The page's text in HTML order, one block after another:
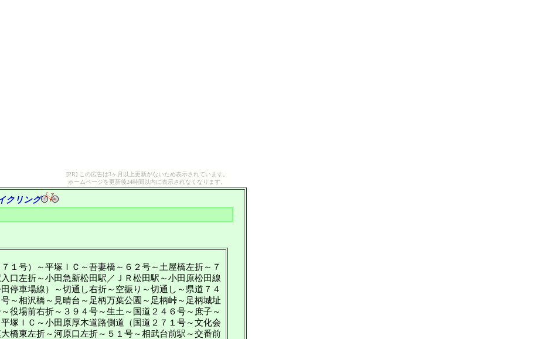
[PR] この広告は3ヶ月以上更新がないため表示されています。
ホームページを更新後24時間以内に表示されなくなります。
クリング
１号）～平塚ＩＣ～吾妻橋～６２号～土屋橋左折～７
口左折～小田急新松田駅／ＪＲ松田駅～小田原松田線
停車場線）～切通し右折～空振り～切通し～県道７４
～相沢橋～見晴台～足柄万葉公園～足柄峠～足柄城址
役場前右折～３９４号～生土～国道２４６号～庶子～
塚ＩＣ～小田原厚木道路側道（国道２７１号～文化会
橋東左折～河原口左折～５１号～相武台前駅～交番前